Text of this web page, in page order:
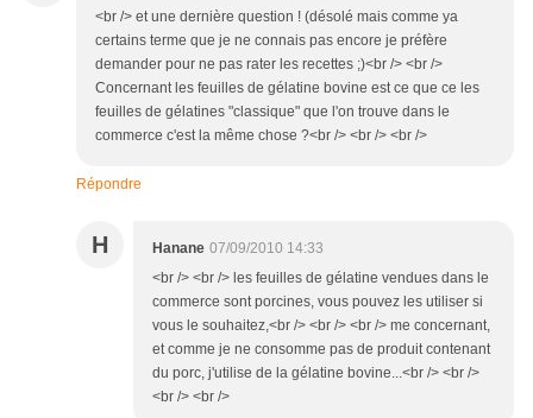
<br /> et une dernière question ! (désolé mais comme ya
certains terme que je ne connais pas encore je préfère
demander pour ne pas rater les recettes ;)<br /> <br />
Concernant les feuilles de gélatine bovine est ce que ce les
feuilles de gélatines "classique" que l'on trouve dans le
commerce c'est la même chose ?<br /> <br /> <br />
Répondre
H Hanane 07/09/2010 14:33
<br /> <br /> les feuilles de gélatine vendues dans le
commerce sont porcines, vous pouvez les utiliser si
vous le souhaitez,<br /> <br /> <br /> me concernant,
et comme je ne consomme pas de produit contenant
du porc, j'utilise de la gélatine bovine...<br /> <br />
<br /> <br />